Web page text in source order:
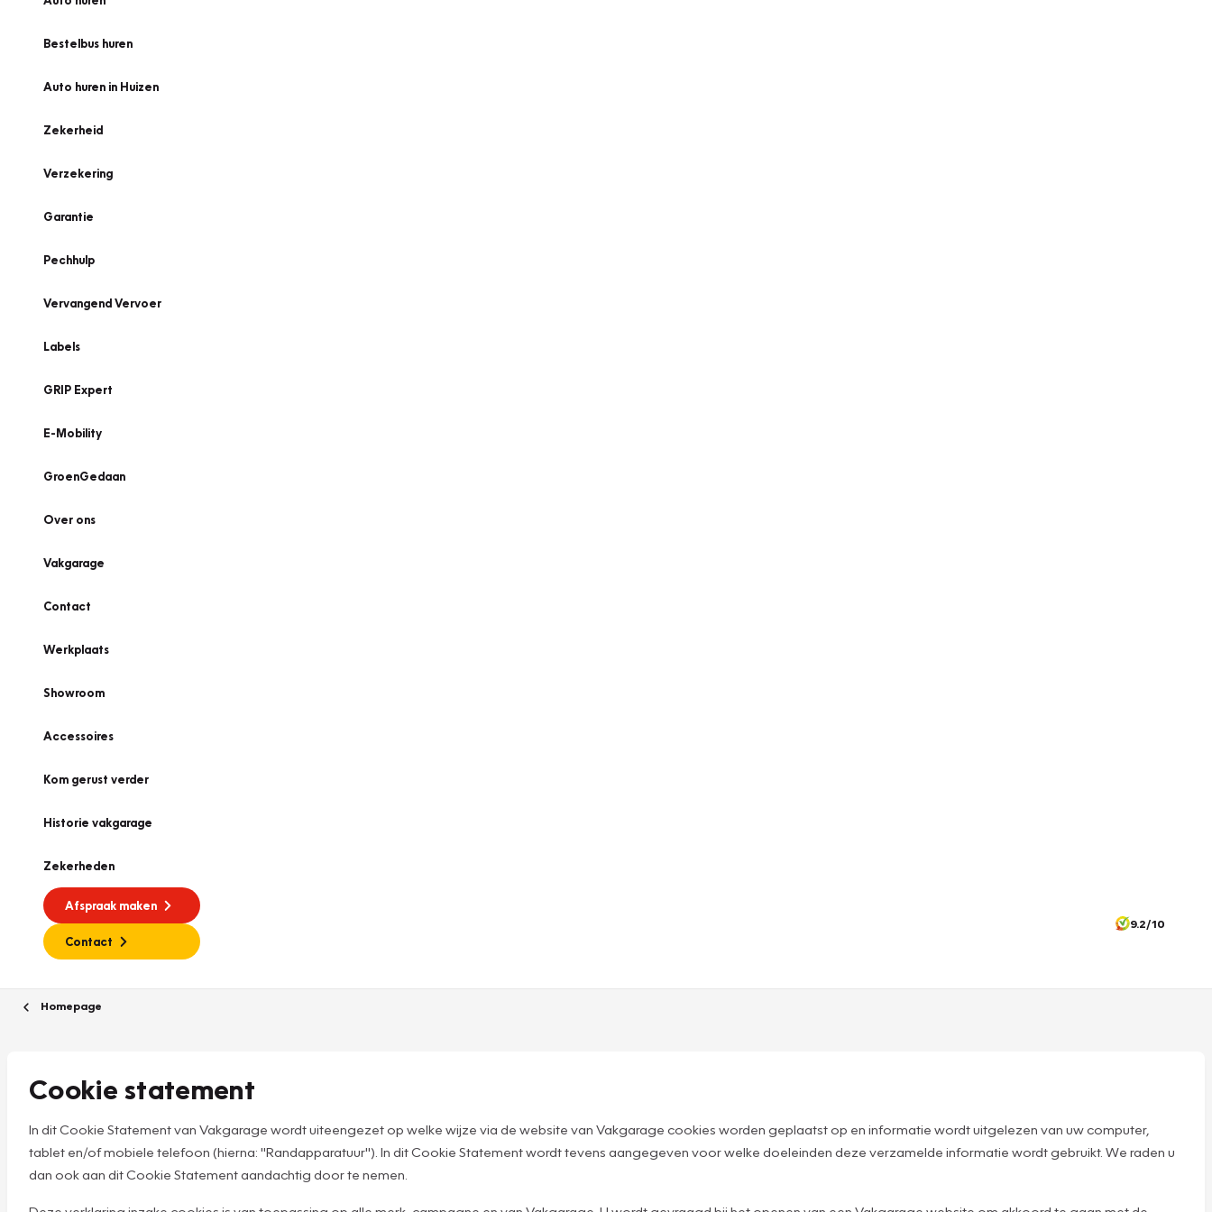
Bestelbus huren
Auto huren in Huizen
Zekerheid
Verzekering
Garantie
Pechhulp
Vervangend Vervoer
Labels
GRIP Expert
E-Mobility
GroenGedaan
Over ons
Vakgarage
Contact
Werkplaats
Showroom
Accessoires
Kom gerust verder
Historie vakgarage
Zekerheden
Afspraak maken
Contact
9.2/10
Homepage
Cookie statement
In dit Cookie Statement van Vakgarage wordt uiteengezet op welke wijze via de website van Vakgarage cookies worden geplaatst op en informatie wordt uitgelezen van uw computer,
tablet en/of mobiele telefoon (hierna: "Randapparatuur"). In dit Cookie Statement wordt tevens aangegeven voor welke doeleinden deze verzamelde informatie wordt gebruikt. We raden u
dan ook aan dit Cookie Statement aandachtig door te nemen.